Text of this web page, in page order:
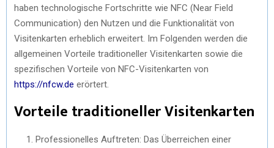
haben technologische Fortschritte wie NFC (Near Field
Communication) den Nutzen und die Funktionalität von
Visitenkarten erheblich erweitert. Im Folgenden werden die
allgemeinen Vorteile traditioneller Visitenkarten sowie die
spezifischen Vorteile von NFC-Visitenkarten von
https://nfcw.de erörtert.
Vorteile traditioneller Visitenkarten
Professionelles Auftreten: Das Überreichen einer